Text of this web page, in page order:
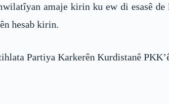
amaje kirin ku ew di esasê
hesab kirin.
Partiya Karkerên Kurdistanê